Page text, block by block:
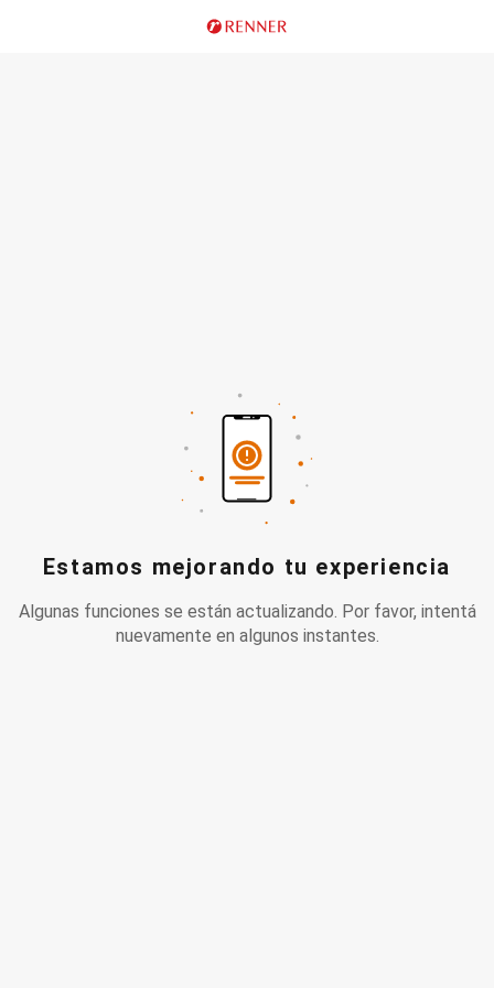
Estamos mejorando tu experiencia
Algunas funciones se están actualizando. Por favor, intentá
nuevamente en algunos instantes.